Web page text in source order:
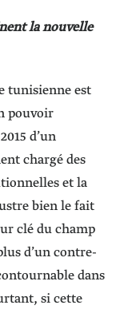
la nouvelle
tunisienne est
pouvoir
d’un
chargé des
et la
bien le fait
clé du champ
d’un contre-
dans
si cette